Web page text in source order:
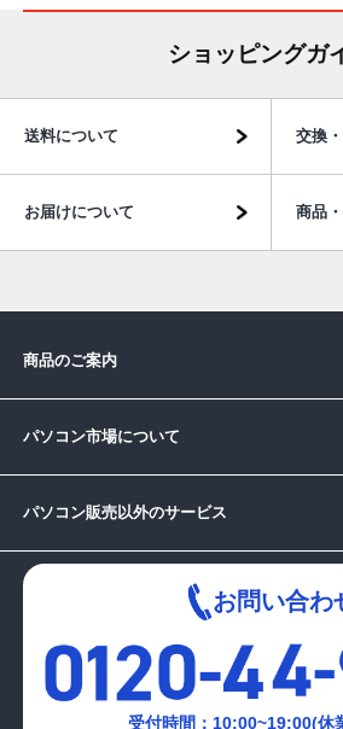
ショッピングガ
送料について 交換
お届けについて 商品
商品のご案内
パソコン市場について
パソコン販売以外のサービス
お問い合わ
受付時間：10:00~19:00(休